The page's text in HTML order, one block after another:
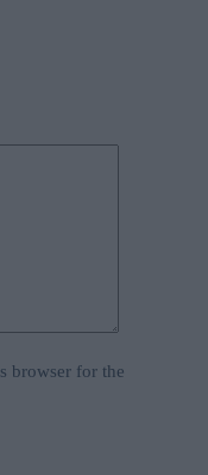
browser for the